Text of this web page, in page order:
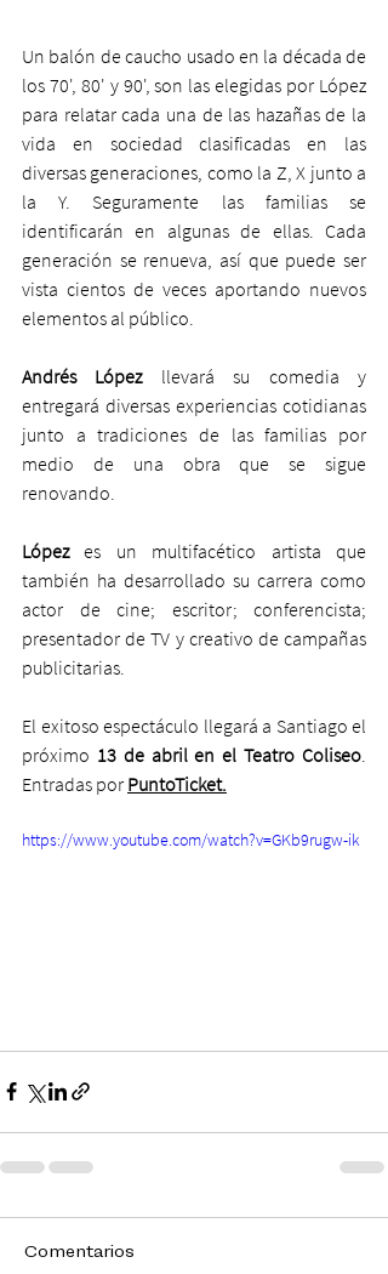
Un balón de caucho usado en la década de
los 70', 80' y 90', son las elegidas por López
para relatar cada una de las hazañas de la
vida en sociedad clasificadas en las
diversas generaciones, como la Z, X junto a
la Y. Seguramente las familias se
identificarán en algunas de ellas. Cada
generación se renueva, así que puede ser
vista cientos de veces aportando nuevos
elementos al público.
Andrés López llevará su comedia y
entregará diversas experiencias cotidianas
junto a tradiciones de las familias por
medio de una obra que se sigue
renovando.
López es un multifacético artista que
también ha desarrollado su carrera como
actor de cine; escritor; conferencista;
presentador de TV y creativo de campañas
publicitarias.
El exitoso espectáculo llegará a Santiago el
próximo 13 de abril en el Teatro Coliseo.
Entradas por PuntoTicket.
https://www.youtube.com/watch?v=GKb9rugw-ik
Comentarios